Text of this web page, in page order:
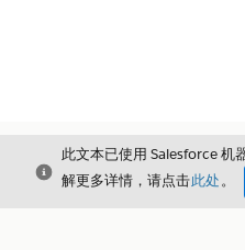
关闭
此文本已使用 Salesforce 机
解更多详情，请点击此处。